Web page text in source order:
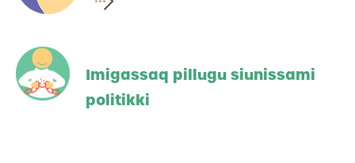
Imigassaq pillugu siunissami
politikki